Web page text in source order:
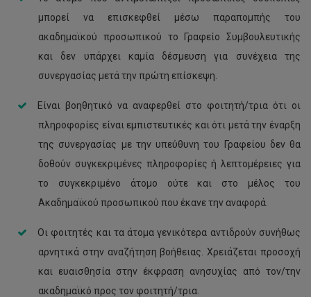
μπορεί να επισκεφθεί μέσω παραπομπής του
ακαδημαϊκού προσωπικού το Γραφείο Συμβουλευτικής
και δεν υπάρχει καμία δέσμευση για συνέχεια της
συνεργασίας μετά την πρώτη επίσκεψη.
Είναι βοηθητικό να αναφερθεί στο φοιτητή/τρια ότι οι
πληροφορίες είναι εμπιστευτικές και ότι μετά την έναρξη
της συνεργασίας με την υπεύθυνη του Γραφείου δεν θα
δοθούν συγκεκριμένες πληροφορίες ή λεπτομέρειες για
το συγκεκριμένο άτομο ούτε και στο μέλος του
Ακαδημαϊκού προσωπικού που έκανε την αναφορά.
Οι φοιτητές και τα άτομα γενικότερα αντιδρούν συνήθως
αρνητικά στην αναζήτηση βοήθειας. Χρειάζεται προσοχή
και ευαισθησία στην έκφραση ανησυχίας από τον/την
ακαδημαϊκό προς τον φοιτητή/τρια.